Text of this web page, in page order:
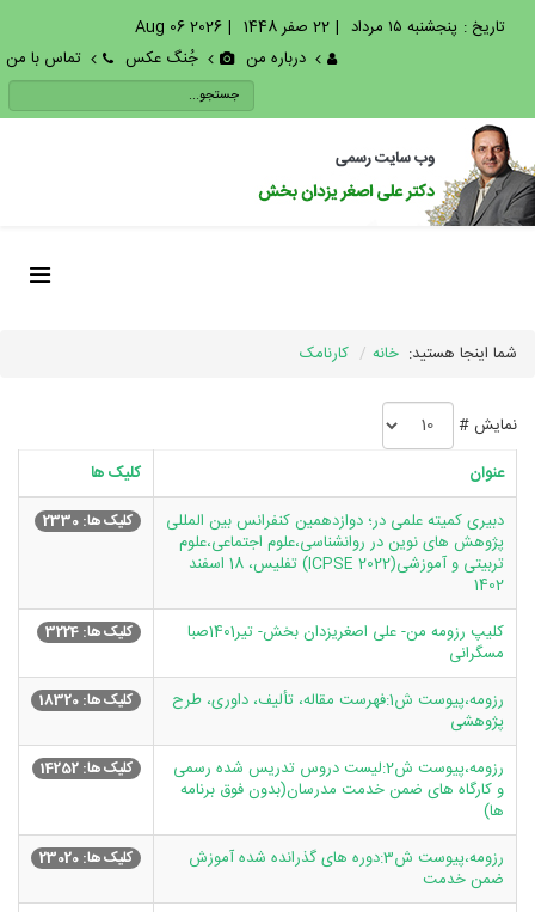
تاریخ : پنجشنبه ۱۵ مرداد | 22 صفر 1448 |
2026 Aug 06
درباره من
جُنگ عکس تماس با من
شما اینجا هستید: خانه کارنامک
نمایش #
عنوان
کلیک ها
دبیری کمیته علمی در؛ دوازدهمین کنفرانس بین المللی
پژوهش های نوین در روانشناسی،علوم اجتماعی،علوم
تربیتی و آموزشی(ICPSE 2022) تفلیس، 18 اسفند
1402
کلیک ها: 2330
کلیپ رزومه من- علی اصغریزدان بخش- تیر1401صبا
مسگرانی
کلیک ها: 3224
رزومه،پیوست ش1:فهرست مقاله، تألیف، داوری، طرح
پژوهشی
کلیک ها: 18320
رزومه،پیوست ش2:لیست دروس تدریس شده رسمی
و کارگاه های ضمن خدمت مدرسان(بدون فوق برنامه
ها)
کلیک ها: 14252
رزومه،پیوست ش3:دوره های گذرانده شده آموزش
ضمن خدمت
کلیک ها: 23020